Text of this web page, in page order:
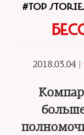
#TOP
2018.03.04 |